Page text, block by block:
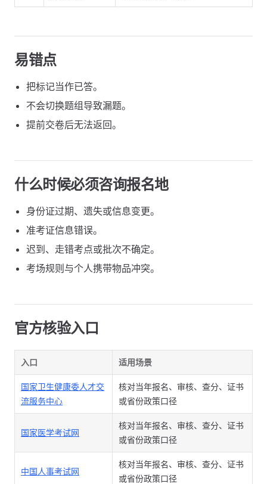
易错点
把标记当作已答。
不会切换题组导致漏题。
提前交卷后无法返回。
什么时候必须咨询报名地
身份证过期、遗失或信息变更。
准考证信息错误。
迟到、走错考点或批次不确定。
考场规则与个人携带物品冲突。
官方核验入口
入口 适用场景
国家卫生健康委人才交
流服务中心
核对当年报名、审核、查分、证书
或省份政策口径
国家医学考试网
核对当年报名、审核、查分、证书
或省份政策口径
中国人事考试网
核对当年报名、审核、查分、证书
或省份政策口径